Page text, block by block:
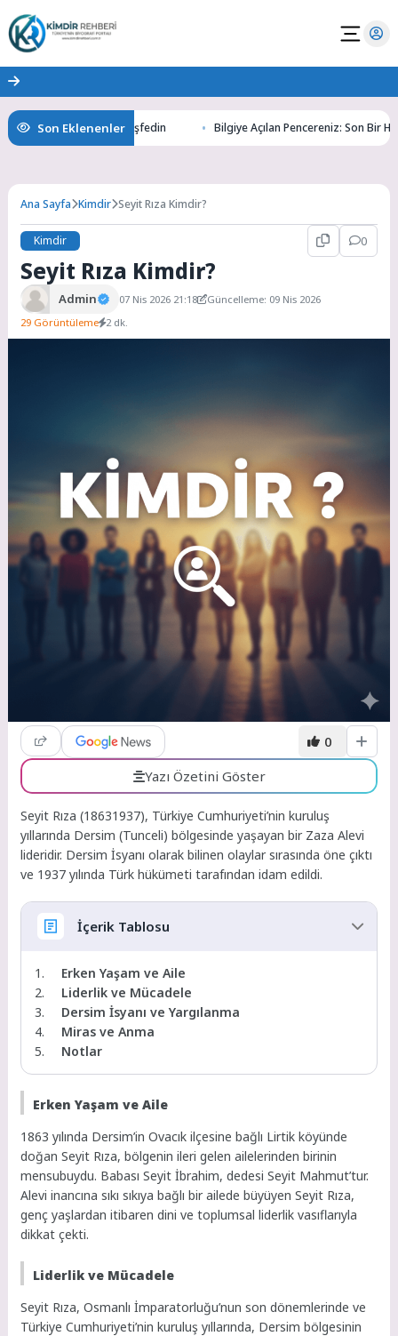
Son Eklenenler
Gizemlerini Keşfedin Bilgiye Açılan Pencereniz: Son Bir Haber
Ana Sayfa Kimdir Seyit Rıza Kimdir?
Kimdir 0
Seyit Rıza Kimdir?
Admin 07 Nis 2026 21:18
Güncelleme: 09 Nis 2026
29 Görüntüleme 2 dk.
0
Yazı Özetini Göster
Seyit Rıza (18631937), Türkiye Cumhuriyeti’nin kuruluş
yıllarında Dersim (Tunceli) bölgesinde yaşayan bir Zaza Alevi
lideridir. Dersim İsyanı olarak bilinen olaylar sırasında öne çıktı
ve 1937 yılında Türk hükümeti tarafından idam edildi.
İçerik Tablosu
Erken Yaşam ve Aile
Liderlik ve Mücadele
Dersim İsyanı ve Yargılanma
Miras ve Anma
Notlar
Erken Yaşam ve Aile
1863 yılında Dersim’in Ovacık ilçesine bağlı Lirtik köyünde
doğan Seyit Rıza, bölgenin ileri gelen ailelerinden birinin
mensubuydu. Babası Seyit İbrahim, dedesi Seyit Mahmut’tur.
Alevi inancına sıkı sıkıya bağlı bir ailede büyüyen Seyit Rıza,
genç yaşlardan itibaren dini ve toplumsal liderlik vasıflarıyla
dikkat çekti.
Liderlik ve Mücadele
Seyit Rıza, Osmanlı İmparatorluğu’nun son dönemlerinde ve
Türkiye Cumhuriyeti’nin kuruluş yıllarında, Dersim bölgesinin